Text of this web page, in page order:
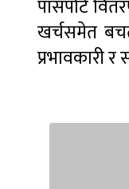
पासपोर्ट
खर्चसमेत
प्रभावकारी